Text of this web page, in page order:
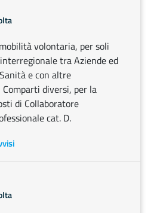
volontaria, per soli
tra Aziende ed
e con altre
diversi, per la
di Collaboratore
cat. D.